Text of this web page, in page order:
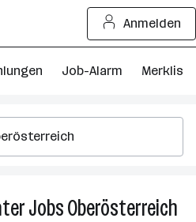
Anmelden
Job-Alarm Merkliste
JobsOberösterreich